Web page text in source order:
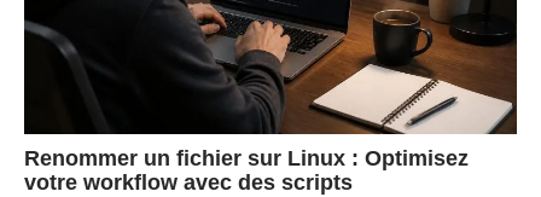
Renommer un fichier sur Linux : Optimisez
votre workflow avec des scripts